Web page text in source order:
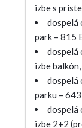
izbe s
dospelá
park – 815
dospelá
izbe
dospelá
parku – 643
dospelá
izbe 2+2